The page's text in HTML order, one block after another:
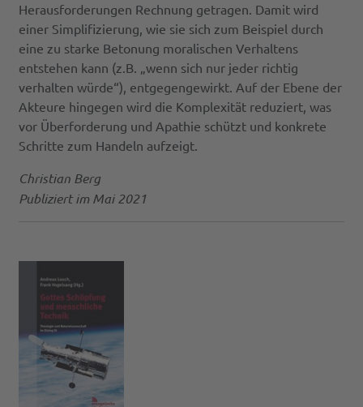
Herausforderungen Rechnung getragen. Damit wird
einer Simplifizierung, wie sie sich zum Beispiel durch
eine zu starke Betonung moralischen Verhaltens
entstehen kann (z.B. „wenn sich nur jeder richtig
verhalten würde“), entgegengewirkt. Auf der Ebene der
Akteure hingegen wird die Komplexität reduziert, was
vor Überforderung und Apathie schützt und konkrete
Schritte zum Handeln aufzeigt.
Christian Berg
Publiziert im Mai 2021